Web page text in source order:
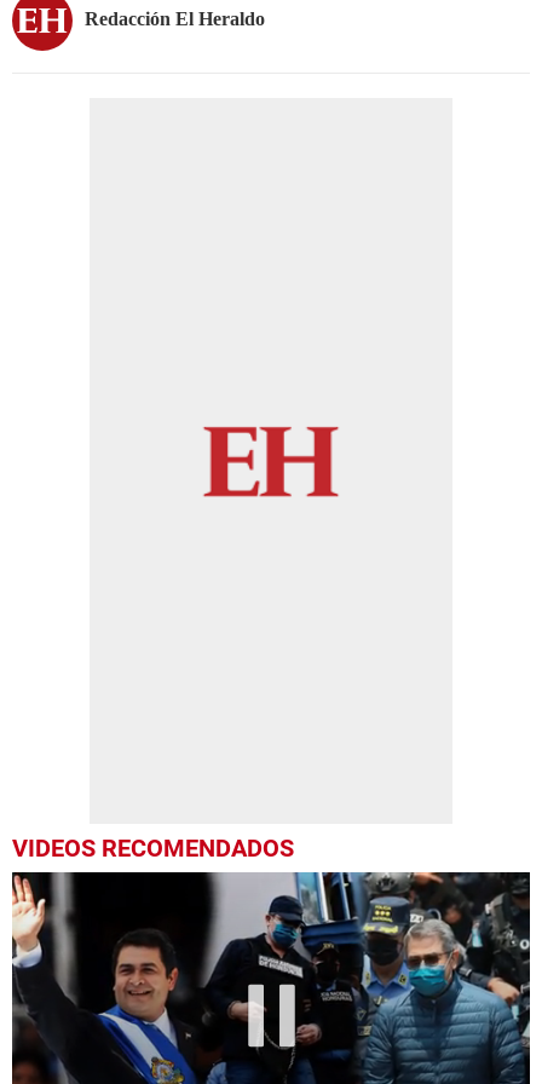
Redacción El Heraldo
VIDEOS RECOMENDADOS